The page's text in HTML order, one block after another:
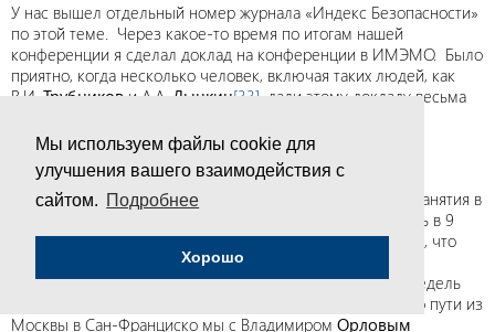
Мы используем файлы cookie для
улучшения вашего взаимодействия с
сайтом. Подробнее
Хорошо
У нас вышел отдельный номер журнала «Индекс Безопасности»
по этой теме. Через какое-то время по итогам нашей
конференции я сделал доклад на конференции в ИМЭМО. Было
приятно, когда несколько человек, включая таких людей, как
В.И. Трубников и А.А. Дынкин[33] , дали этому докладу весьма
Магистратура «на троих»
Другой приоритет – наша образовательная программа. Занятия в
Школе ПИР-Центра начинались в 9 утра и заканчивались в 9
вечера, и так на протяжении двух недель… Тогда я понял, что
хватит мучать молодых специалистов, а нашему пылу и
экспертному пулу надо дать какой-то еще выход. Двух недель
явно мало. Два года будет в самый раз. В конце 2012 г. по пути из
Москвы в Сан-Франциско мы с Владимиром Орловым